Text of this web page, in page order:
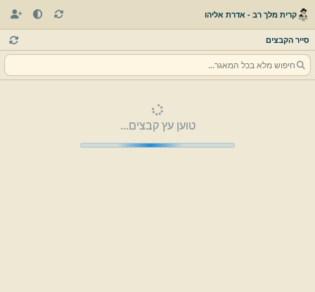
קרית מלך רב - אדרת אליהו
סייר הקבצים
טוען עץ קבצים...